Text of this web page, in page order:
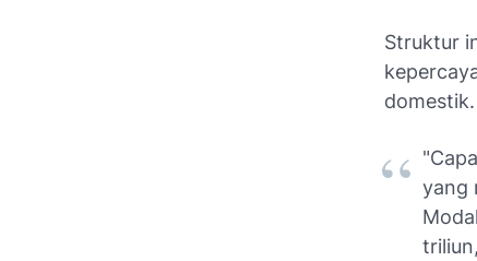
Struktur
domestik.
yang